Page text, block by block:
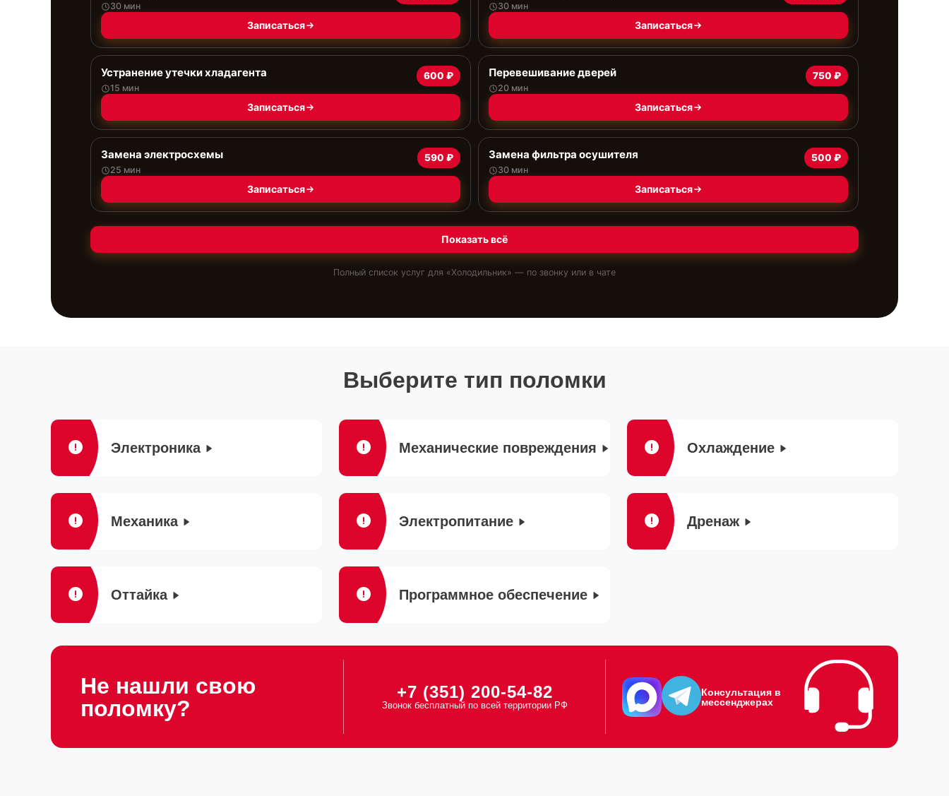
30 мин
Записаться
30 мин
Записаться
Устранение утечки хладагента
15 мин
600 ₽
Записаться
Перевешивание дверей
20 мин
750 ₽
Записаться
Замена электросхемы
25 мин
590 ₽
Записаться
Замена фильтра осушителя
30 мин
500 ₽
Записаться
Показать всё
Полный список услуг для «Холодильник» — по звонку или в чате
Выберите тип поломки
Электроника Механические повреждения Охлаждение
Механика Электропитание Дренаж
Оттайка Программное обеспечение
Не нашли свою
поломку?
+7 (351) 200-54-82
Звонок бесплатный по всей территории РФ
Консультация в
мессенджерах